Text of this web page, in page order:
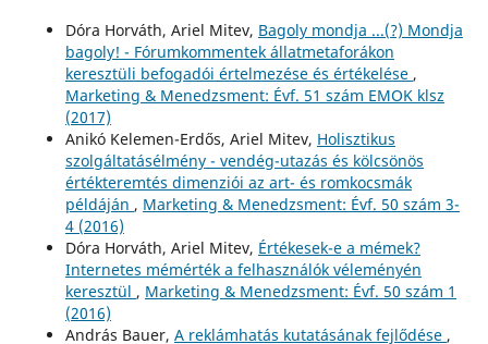
Dóra Horváth, Ariel Mitev, Bagoly mondja ...(?) Mondja
bagoly! - Fórumkommentek állatmetaforákon
keresztüli befogadói értelmezése és értékelése ,
Marketing & Menedzsment: Évf. 51 szám EMOK klsz
(2017)
Anikó Kelemen-Erdős, Ariel Mitev, Holisztikus
szolgáltatásélmény - vendég-utazás és kölcsönös
értékteremtés dimenziói az art- és romkocsmák
példáján , Marketing & Menedzsment: Évf. 50 szám 3-
4 (2016)
Dóra Horváth, Ariel Mitev, Értékesek-e a mémek?
Internetes mémérték a felhasználók véleményén
keresztül , Marketing & Menedzsment: Évf. 50 szám 1
(2016)
András Bauer, A reklámhatás kutatásának fejlődése ,